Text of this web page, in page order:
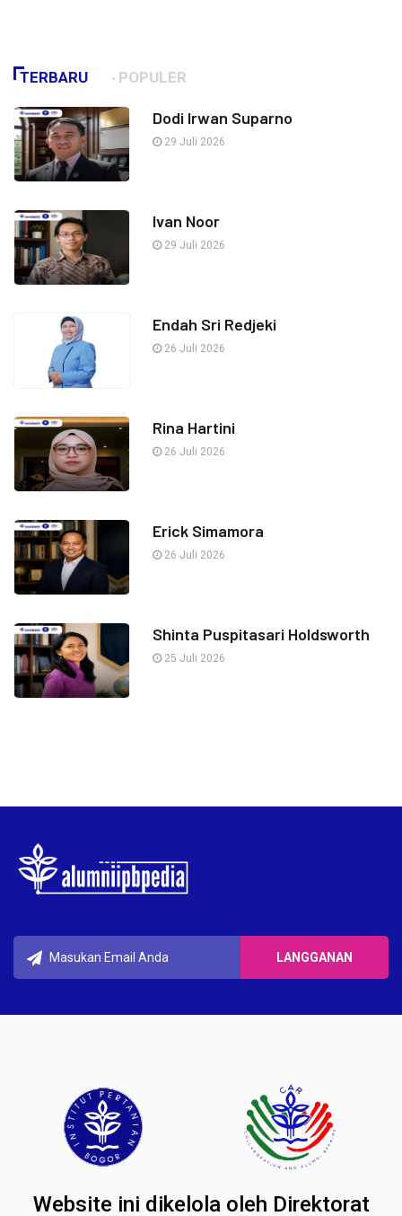
TERBARU POPULER
Dodi Irwan Suparno
29 Juli 2026
Ivan Noor
29 Juli 2026
Endah Sri Redjeki
26 Juli 2026
Rina Hartini
26 Juli 2026
Erick Simamora
26 Juli 2026
Shinta Puspitasari Holdsworth
25 Juli 2026
Website ini dikelola oleh Direktorat